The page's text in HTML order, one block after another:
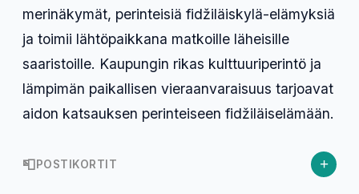
merinäkymät, perinteisiä fidžiläiskylä-elämyksiä
ja toimii lähtöpaikkana matkoille läheisille
saaristoille. Kaupungin rikas kulttuuriperintö ja
lämpimän paikallisen vieraanvaraisuus tarjoavat
aidon katsauksen perinteiseen fidžiläiselämään.
📮POSTIKORTIT +